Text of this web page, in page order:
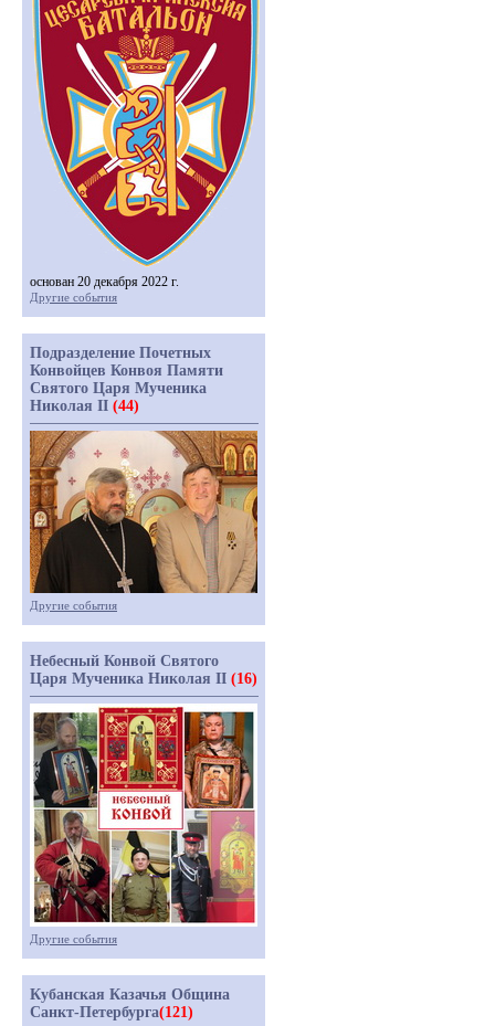
основан 20 декабря 2022 г.
Другие события
Подразделение Почетных
Конвойцев Конвоя Памяти
Святого Царя Мученика
Николая II (44)
Другие события
Небесный Конвой Святого
Царя Мученика Николая II (16)
Другие события
Кубанская Казачья Община
Санкт-Петербурга(121)